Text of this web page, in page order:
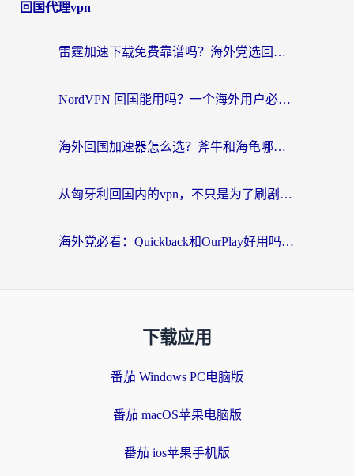
回国代理vpn
雷霆加速下载免费靠谱吗？海外党选回国加速器的避坑指南（附热门工具对比）
NordVPN 回国能用吗？一个海外用户必须面对的真实困境
海外回国加速器怎么选？斧牛和海龟哪个好？一篇帮你避开坑的实用指南
从匈牙利回国内的vpn，不只是为了刷剧那么简单
海外党必看：Quickback和OurPlay好用吗？3分钟选对回国加速器，无缝刷剧玩游戏
下载应用
番茄 Windows PC电脑版
番茄 macOS苹果电脑版
番茄 ios苹果手机版